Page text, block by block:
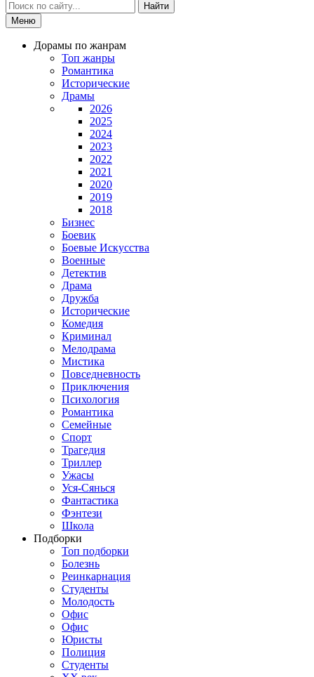
Найти
Меню
Дорамы по жанрам
Топ жанры
Романтика
Исторические
Драмы
2026
2025
2024
2023
2022
2021
2020
2019
2018
Бизнес
Боевик
Боевые Искусства
Военные
Детектив
Драма
Дружба
Исторические
Комедия
Криминал
Мелодрама
Мистика
Повседневность
Приключения
Психология
Романтика
Семейные
Спорт
Трагедия
Триллер
Ужасы
Уся-Сянься
Фантастика
Фэнтези
Школа
Подборки
Топ подборки
Болезнь
Реинкарнация
Студенты
Молодость
Офис
Офис
Юристы
Полиция
Студенты